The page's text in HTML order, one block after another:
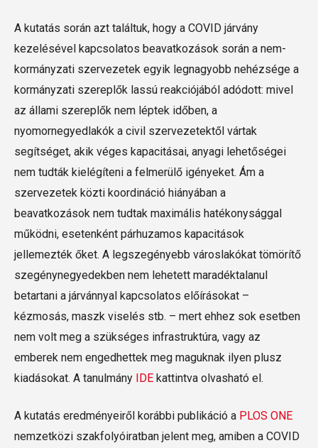
A kutatás során azt találtuk, hogy a COVID járvány
kezelésével kapcsolatos beavatkozások során a nem-
kormányzati szervezetek egyik legnagyobb nehézsége a
kormányzati szereplők lassú reakciójából adódott: mivel
az állami szereplők nem léptek időben, a
nyomornegyedlakók a civil szervezetektől vártak
segítséget, akik véges kapacitásai, anyagi lehetőségei
nem tudták kielégíteni a felmerülő igényeket. Ám a
szervezetek közti koordináció hiányában a
beavatkozások nem tudtak maximális hatékonysággal
működni, esetenként párhuzamos kapacitások
jellemezték őket. A legszegényebb városlakókat tömörítő
szegénynegyedekben nem lehetett maradéktalanul
betartani a járvánnyal kapcsolatos előírásokat –
kézmosás, maszk viselés stb. – mert ehhez sok esetben
nem volt meg a szükséges infrastruktúra, vagy az
emberek nem engedhettek meg maguknak ilyen plusz
kiadásokat. A tanulmány IDE kattintva olvasható el.
A kutatás eredményeiről korábbi publikáció a PLOS ONE
nemzetközi szakfolyóiratban jelent meg, amiben a COVID